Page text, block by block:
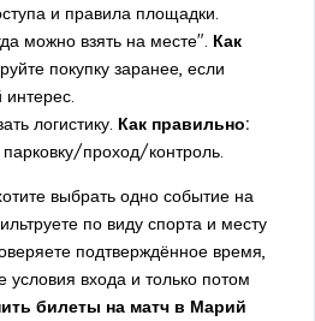
и правила площадки.
можно взять на месте". Как
покупку заранее, если
логистику. Как правильно:
проход/контроль.
выбрать одно событие на
по виду спорта и месту
подтверждённое время,
условия входа и только потом
билеты на матч в Марий